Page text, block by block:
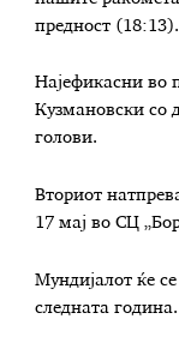
предност (18:13).
Најефикасни во
Кузмановски со
голови.
Вториот
17 мај во СЦ
Мундијалот ќе
следната година.